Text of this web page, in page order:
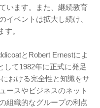
います。また、継続教育
イベントは拡大し続け、
。
とRobert Ernestによ
して1982年に正式に発足
おける完全性と知識をサ
ースやビジネスのネット
組織的なグループの利点